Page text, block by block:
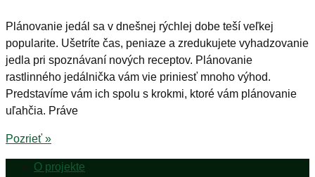
Plánovanie jedál sa v dnešnej rýchlej dobe teší veľkej
popularite. Ušetríte čas, peniaze a zredukujete vyhadzovanie
jedla pri spoznávaní nových receptov. Plánovanie
rastlinného jedálnička vám vie priniesť mnoho výhod.
Predstavíme vám ich spolu s krokmi, ktoré vám plánovanie
uľahčia. Práve
Pozrieť »
O projekte